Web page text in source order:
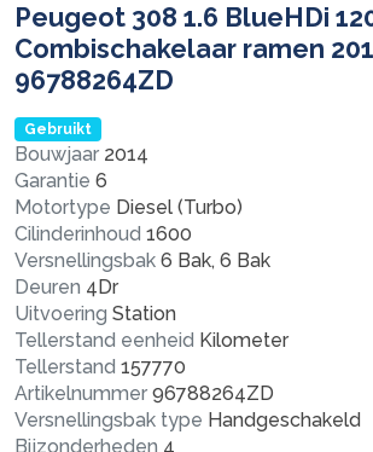
Peugeot 308 1.6 BlueHDi
Combischakelaar ramen
96788264ZD
Gebruikt
Bouwjaar 2014
Garantie 6
Motortype Diesel (Turbo)
Cilinderinhoud 1600
Versnellingsbak 6 Bak, 6 Bak
Deuren 4Dr
Uitvoering Station
Tellerstand eenheid Kilometer
Tellerstand 157770
Artikelnummer 96788264ZD
Versnellingsbak type Handgeschakeld
Bijzonderheden 4